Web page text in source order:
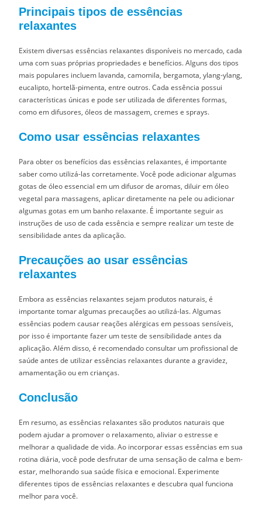
Principais tipos de essências
relaxantes
Existem diversas essências relaxantes disponíveis no mercado, cada
uma com suas próprias propriedades e benefícios. Alguns dos tipos
mais populares incluem lavanda, camomila, bergamota, ylang-ylang,
eucalipto, hortelã-pimenta, entre outros. Cada essência possui
características únicas e pode ser utilizada de diferentes formas,
como em difusores, óleos de massagem, cremes e sprays.
Como usar essências relaxantes
Para obter os benefícios das essências relaxantes, é importante
saber como utilizá-las corretamente. Você pode adicionar algumas
gotas de óleo essencial em um difusor de aromas, diluir em óleo
vegetal para massagens, aplicar diretamente na pele ou adicionar
algumas gotas em um banho relaxante. É importante seguir as
instruções de uso de cada essência e sempre realizar um teste de
sensibilidade antes da aplicação.
Precauções ao usar essências
relaxantes
Embora as essências relaxantes sejam produtos naturais, é
importante tomar algumas precauções ao utilizá-las. Algumas
essências podem causar reações alérgicas em pessoas sensíveis,
por isso é importante fazer um teste de sensibilidade antes da
aplicação. Além disso, é recomendado consultar um profissional de
saúde antes de utilizar essências relaxantes durante a gravidez,
amamentação ou em crianças.
Conclusão
Em resumo, as essências relaxantes são produtos naturais que
podem ajudar a promover o relaxamento, aliviar o estresse e
melhorar a qualidade de vida. Ao incorporar essas essências em sua
rotina diária, você pode desfrutar de uma sensação de calma e bem-
estar, melhorando sua saúde física e emocional. Experimente
diferentes tipos de essências relaxantes e descubra qual funciona
melhor para você.